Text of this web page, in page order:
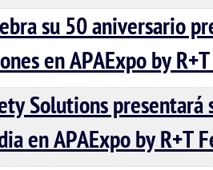
su 50 aniversario
en APAExpo by
Solutions presentará
en APAExpo by R+T